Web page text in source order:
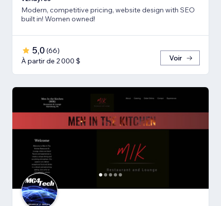
Modern, competitive pricing, website design with SEO
built in! Women owned!
5,0 (66)
À partir de 2 000 $
Voir